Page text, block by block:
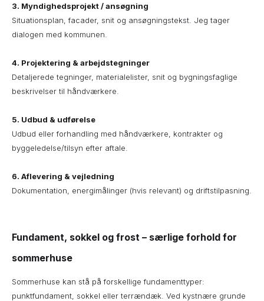
3. Myndighedsprojekt / ansøgning
Situationsplan, facader, snit og ansøgningstekst. Jeg tager
dialogen med kommunen.
4. Projektering & arbejdstegninger
Detaljerede tegninger, materialelister, snit og bygningsfaglige
beskrivelser til håndværkere.
5. Udbud & udførelse
Udbud eller forhandling med håndværkere, kontrakter og
byggeledelse/tilsyn efter aftale.
6. Aflevering & vejledning
Dokumentation, energimålinger (hvis relevant) og driftstilpasning.
Fundament, sokkel og frost – særlige forhold for
sommerhuse
Sommerhuse kan stå på forskellige fundamenttyper:
punktfundament, sokkel eller terrændæk. Ved kystnære grunde